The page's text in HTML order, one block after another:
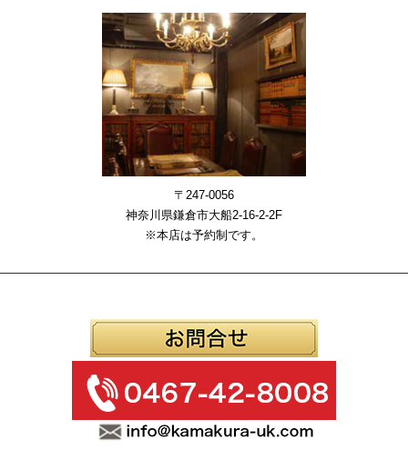
〒247-0056
神奈川県鎌倉市大船2-16-2-2F
※本店は予約制です。